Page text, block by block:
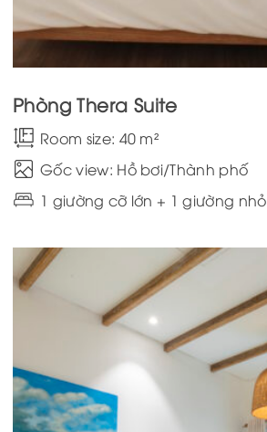
Phòng Thera Suite
Room size: 40 m²
Gốc view: Hồ bơi/Thành phố
1 giường cỡ lớn + 1 giường nhỏ